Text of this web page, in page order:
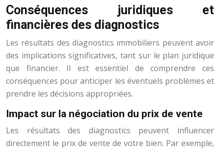
Conséquences juridiques et
financières des diagnostics
Les résultats des diagnostics immobiliers peuvent avoir
des implications significatives, tant sur le plan juridique
que financier. Il est essentiel de comprendre ces
conséquences pour anticiper les éventuels problèmes et
prendre les décisions appropriées.
Impact sur la négociation du prix de vente
Les résultats des diagnostics peuvent influencer
directement le prix de vente de votre bien. Par exemple,